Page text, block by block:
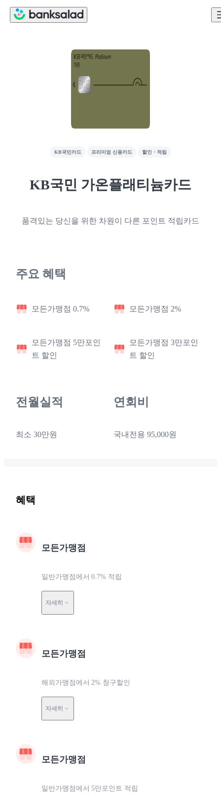
KB국민카드 프리미엄 신용카드 할인・적립
KB국민 가온플래티늄카드
품격있는 당신을 위한 차원이 다른 포인트 적립카드
주요 혜택
모든가맹점 0.7% 모든가맹점 2%
모든가맹점 5만포인
트 할인
모든가맹점 3만포인
트 할인
전월실적
최소 30만원
연회비
국내전용 95,000원
혜택
모든가맹점
일반가맹점에서 0.7% 적립
자세히
모든가맹점
해외가맹점에서 2% 청구할인
자세히
모든가맹점
일반가맹점에서 5만포인트 적립